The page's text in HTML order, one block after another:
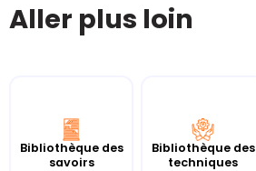
Aller plus loin
Bibliothèque des
savoirs
Bibliothèque des
techniques